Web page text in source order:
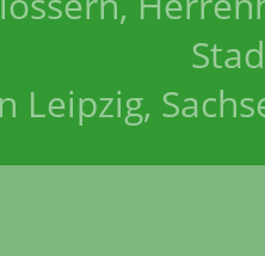
Leipzig,